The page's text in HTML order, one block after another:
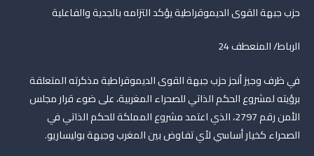
حزب جبهة القوى الديموقراطية يؤكد التزامه بالجدية والفاعلية
الرباط/ المنعطف 24
في ظرف وجيز أنجز حزب جبهة القوى الديموقراطية مذكرته المتعلقة
برؤيته لمشروع الحكم الذاتي للصحراء المغربية، على ضوء قرار مجلس
الأمن رقم 2797، الذي اعتمد مشروع المملكة للحكم الذاتي في
الصحراء كخيار أساسي لأي تفاوض بين المغرب وجبهة بوليساريو.